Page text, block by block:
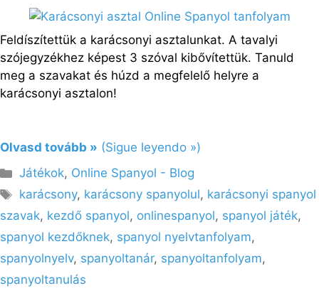
Feldíszítettük a karácsonyi asztalunkat. A tavalyi
szójegyzékhez képest 3 szóval kibővítettük. Tanuld
meg a szavakat és húzd a megfelelő helyre a
karácsonyi asztalon!
Olvasd tovább » (Sigue leyendo »)
Kategória
Játékok, Online Spanyol - Blog
Címkék
karácsony, karácsony spanyolul, karácsonyi spanyol
szavak, kezdő spanyol, onlinespanyol, spanyol játék,
spanyol kezdőknek, spanyol nyelvtanfolyam,
spanyolnyelv, spanyoltanár, spanyoltanfolyam,
spanyoltanulás